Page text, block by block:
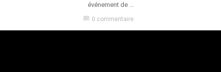
événement de ...
0 commentaire